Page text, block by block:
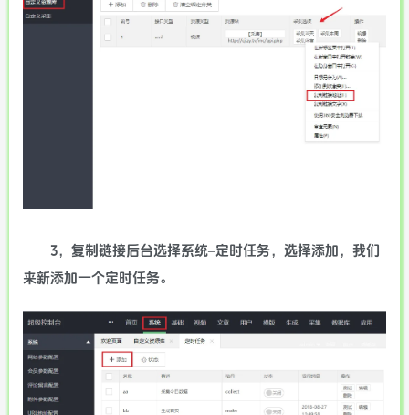
3，复制链接后台选择系统–定时任务，选择添加，我们
来新添加一个定时任务。